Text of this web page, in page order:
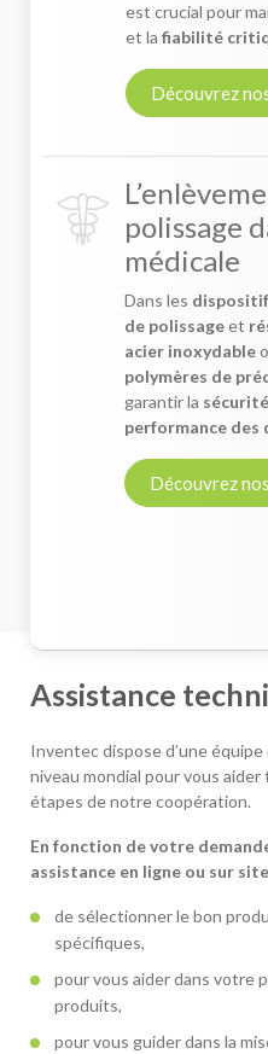
est crucial pour
et la fiabilité
Découvrez
polissage
médicale
Dans les
de polissageet
acier inoxydable
polymères de
garantir la
performance des
Découvrez
Assistance
Inventec dispose d’une
niveau mondial pour vous
étapes de notre coopération.
En fonction de votre
assistance en ligne ou sur site
de sélectionner le bon
spécifiques,
pour vous aider dans votre
produits,
pour vous guider dans la